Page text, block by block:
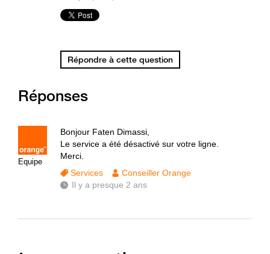
Répondre à cette question
Réponses
Equipe
Bonjour Faten Dimassi,
Le service a été désactivé sur votre ligne.
Merci.
Services
Conseiller Orange
Il y a presque 2 ans